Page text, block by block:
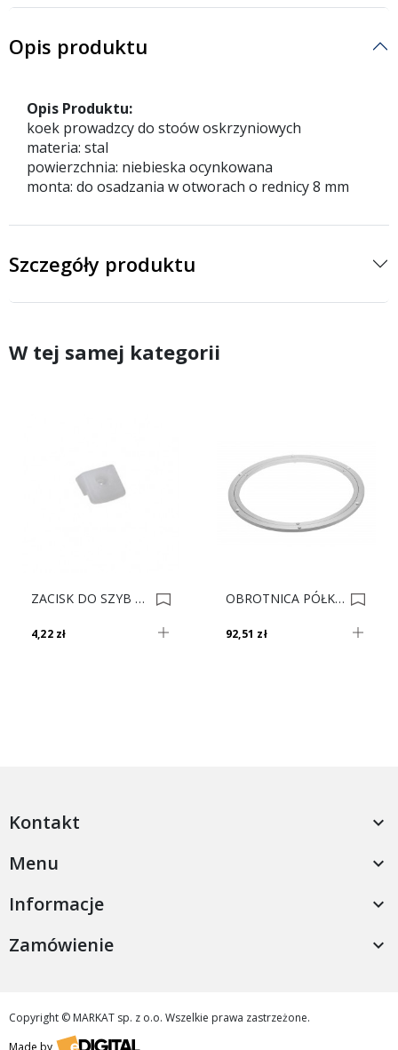
Opis produktu
Opis Produktu:
koek prowadzcy do stoów oskrzyniowych
materia: stal
powierzchnia: niebieska ocynkowana
monta: do osadzania w otworach o rednicy 8 mm
Szczegóły produktu
W tej samej kategorii
ZACISK DO SZYB BEZBARWNY Op. 100 0004732
4,22 zł
OBROTNICA PÓŁKI L-400 0003012
92,51 zł
Kontakt 
Menu 
Informacje 
Zamówienie 
Copyright © MARKAT sp. z o.o. Wszelkie prawa zastrzeżone.